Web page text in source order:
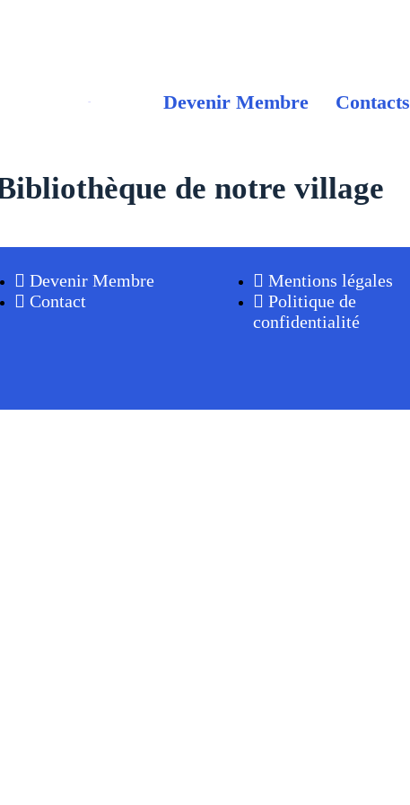
Devenir Membre Contacts
de notre village
Devenir Membre
Contact
Mentions légales
Politique de
confidentialité